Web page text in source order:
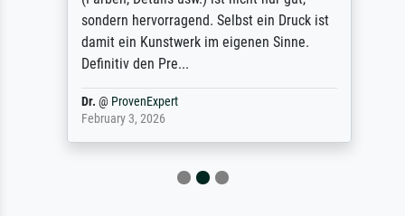
sondern hervorragend. Selbst ein Druck ist
damit ein Kunstwerk im eigenen Sinne.
Definitiv den Pre...
Dr.@ProvenExpert
February 3, 2026